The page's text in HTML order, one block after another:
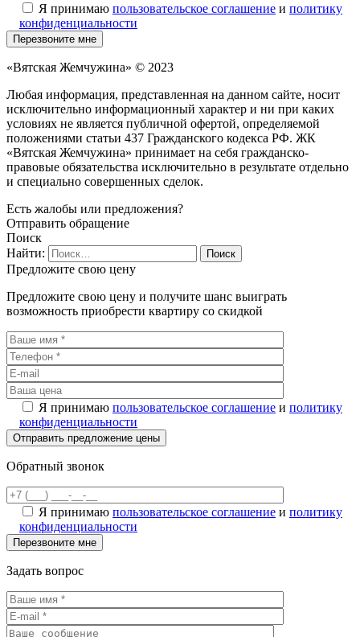
Я принимаю пользовательское соглашение и политику
конфиденциальности
«Вятская Жемчужина» © 2023
Любая информация, представленная на данном сайте, носит
исключительно информационный характер и ни при каких
условиях не является публичной офертой, определяемой
положениями статьи 437 Гражданского кодекса РФ. ЖК
«Вятская Жемчужина» принимает на себя гражданско-
правовые обязательства исключительно в результате отдельно
и специально совершенных сделок.
Есть жалобы или предложения?
Отправить обращение
Поиск
Найти:
Предложите свою цену
Предложите свою цену и получите шанс выиграть
возможность приобрести квартиру со скидкой
Я принимаю пользовательское соглашение и политику
конфиденциальности
Обратный звонок
Я принимаю пользовательское соглашение и политику
конфиденциальности
Задать вопрос